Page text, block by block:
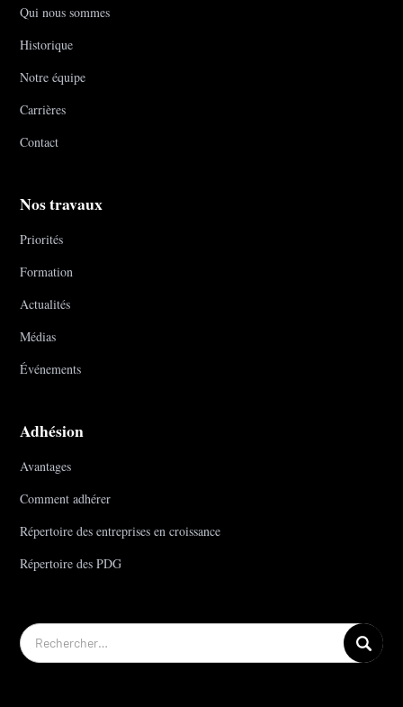
Qui nous sommes
Historique
Notre équipe
Carrières
Contact
Nos travaux
Priorités
Formation
Actualités
Médias
Événements
Adhésion
Avantages
Comment adhérer
Répertoire des entreprises en croissance
Répertoire des PDG